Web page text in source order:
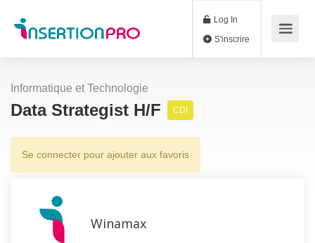
Log In
Informatique et Technologie
Data Strategist H/F CDI
Se connecter pour ajouter aux favoris
Winamax